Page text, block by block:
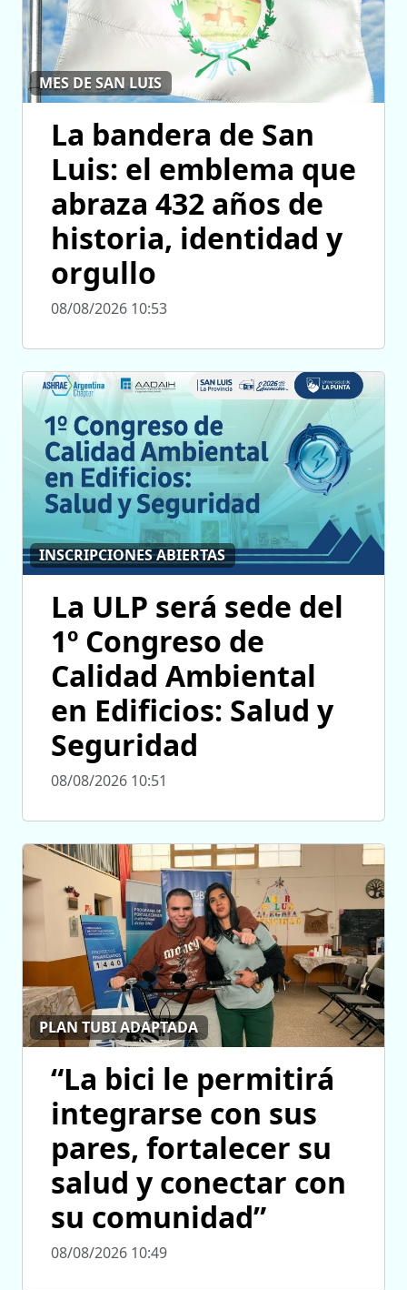
MES DE SAN LUIS
La bandera de San
Luis: el emblema que
abraza 432 años de
historia, identidad y
orgullo
08/08/2026 10:53
INSCRIPCIONES ABIERTAS
La ULP será sede del
1º Congreso de
Calidad Ambiental
en Edificios: Salud y
Seguridad
08/08/2026 10:51
PLAN TUBI ADAPTADA
“La bici le permitirá
integrarse con sus
pares, fortalecer su
salud y conectar con
su comunidad”
08/08/2026 10:49